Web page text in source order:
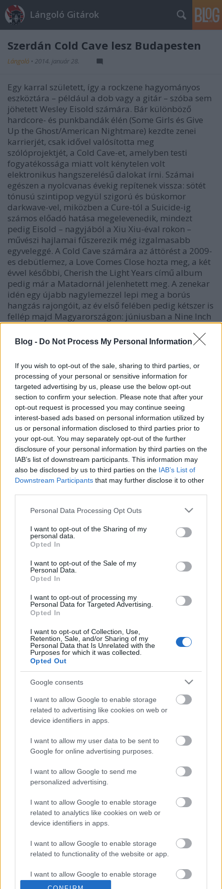
Blog - Do Not Process My Personal Information
If you wish to opt-out of the sale, sharing to third parties, or
processing of your personal or sensitive information for
targeted advertising by us, please use the below opt-out
section to confirm your selection. Please note that after your
opt-out request is processed you may continue seeing
interest-based ads based on personal information utilized by
us or personal information disclosed to third parties prior to
your opt-out. You may separately opt-out of the further
disclosure of your personal information by third parties on the
IAB’s list of downstream participants. This information may
also be disclosed by us to third parties on the IAB’s List of
Downstream Participants that may further disclose it to other
Please note that this website/app uses one or more Google
not limited to your visit or usage behaviour. You may click to
grant or deny consent to Google and its third-party tags to
use your data for below specified purposes in below Google
consent section.
Personal Data Processing Opt Outs
I want to opt-out of the Sharing of my
personal data.
Opted In
I want to opt-out of the Sale of my
Personal Data.
Opted In
I want to opt-out of processing my
Personal Data for Targeted Advertising.
Opted In
I want to opt-out of Collection, Use,
Retention, Sale, and/or Sharing of my
Personal Data that Is Unrelated with the
Purposes for which it was collected.
Opted Out
Google consents
I want to allow Google to enable storage
related to advertising like cookies on web or
device identifiers in apps.
I want to allow my user data to be sent to
Google for online advertising purposes.
I want to allow Google to send me
personalized advertising.
I want to allow Google to enable storage
related to analytics like cookies on web or
device identifiers in apps.
I want to allow Google to enable storage
related to functionality of the website or app.
I want to allow Google to enable storage
related to personalization.
Lángoló Gitárok
Szerdán Cold Cave lesz Budapesten
Lángoló • 2014. január 28.
Egy karral született, így a rockzene hagyományos
eszköztára – például a dob vagy a gitár – szóba sem
jöhetett Wesley Eisold számára. Bár különböző
hardcore- és punkbandák élén (Some Girls és Give
Up the Ghost/American Nightmare) kezdte zenei
karrierjét, csak idővel valósította meg
szólóprojektjét, a Cold Cave-et, amelyben testi
fogyatékossága miatt volt kénytelen volt
elektronikus hangszerelésű dalokat írni. Számai
egészen a nyolcvanas évekig repítenek vissza: sötét
tónusú szintipop vegyül szigorú és búskomor
darkwave-vel, miközben a Cure-tól a Suicide-ig
számos előadó hatása megelevenedik, mindezt
pedig Eisold – nagyjából a Xiu Xiu-éval rokon –
művészi hajlamai fűszerezik még izgalmasabb
egyveleggé. A Cold Cave számára az áttörést a 2009-
es debütlemez, a Love Comes Close hozta meg, a két
évvel későbbi, Cherish the Light Years című album
pedig már a Matadornál jelenhetett meg. A zenekar
idén egy újabb nagylemezzel lepi meg a borús
hangzás rajongóit, az év első felében pedig kétszer is
fellép majd Magyarországon: júniusban a Nine Inch
Nails előtt a Papp László Sportarénában, szerdán
pedig a belvárosi Gozsdu Manó Klubban.
Nyilvánvalóan utóbbi lesz az ő igazi bulija.